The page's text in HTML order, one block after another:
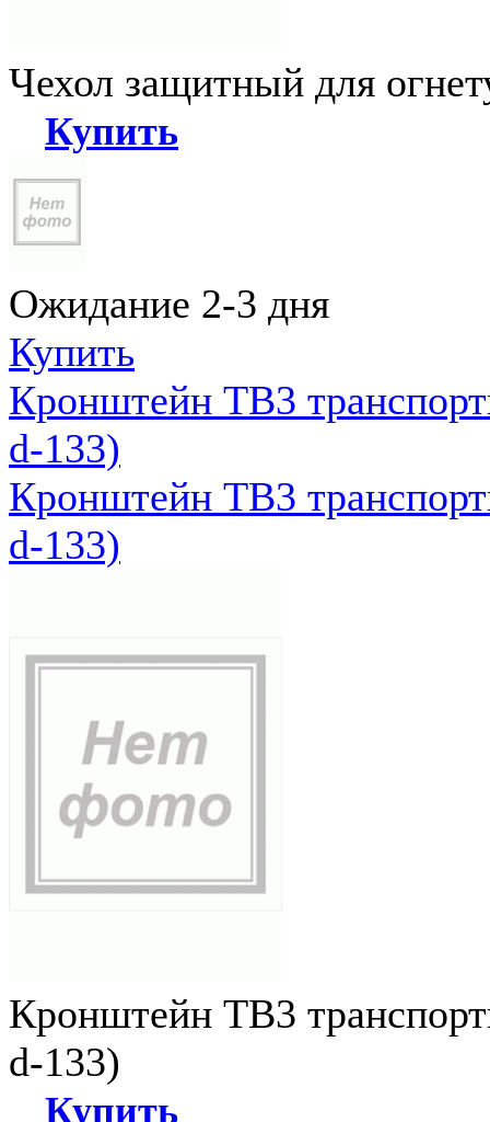
Чехол защитный для
Купить
Ожидание 2-3 дня
Купить
Кронштейн ТВ3
d-133)
Кронштейн ТВ3
d-133)
Кронштейн ТВ3
d-133)
Купить